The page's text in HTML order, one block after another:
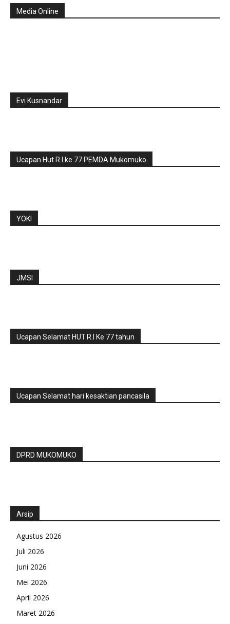
Media Online
Evi Kusnandar
Ucapan Hut R.I ke 77 PEMDA Mukomuko
YOKI
JMSI
Ucapan Selamat HUT.R.I Ke 77 tahun
Ucapan Selamat hari kesaktian pancasila
DPRD MUKOMUKO
Arsip
Agustus 2026
Juli 2026
Juni 2026
Mei 2026
April 2026
Maret 2026